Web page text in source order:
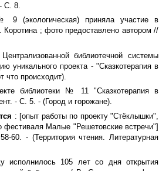
С. 8.
(экологическая) приняла участие в
Коротина ; фото предоставлено автором //
библиотечной системы
уникального проекта - "Сказкотерапия в
что происходит).
библиотеки № 11 "Сказкотерапия в
- С. 5. - (Город и горожане).
: [опыт работы по проекту "Стёклышки",
фестиваля Малые "Решетовские встречи"]
- (Территория чтения. Литературная
исполнилось 105 лет со дня открытия